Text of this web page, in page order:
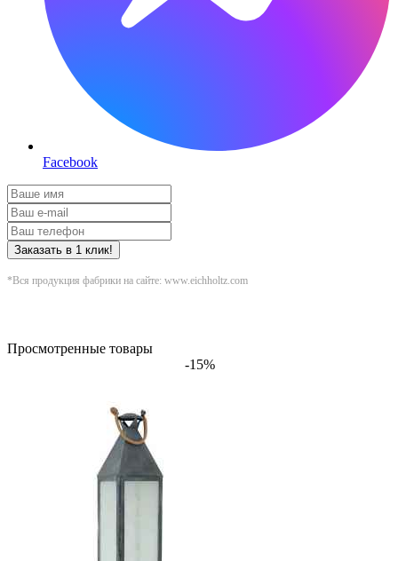
Facebook
Заказать в 1 клик!
*Вся продукция фабрики на сайте: www.eichholtz.com
Просмотренные товары
-15%